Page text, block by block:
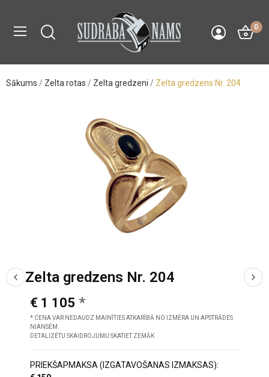
0
Sākums Zelta rotas Zelta gredzeni Zelta gredzens Nr. 204
Zelta gredzens Nr. 204
€ 1 105
* CENA VAR NEDAUDZ MAINĪTIES ATKARĪBĀ NO IZMĒRA UN APSTRĀDES
NIANSĒM.
DETALIZĒTU SKAIDROJUMU SKATIET ZEMĀK
PRIEKŠAPMAKSA (IZGATAVOŠANAS IZMAKSAS):